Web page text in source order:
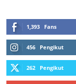
1,393 Fans
456 Pengikut
262 Pengikut